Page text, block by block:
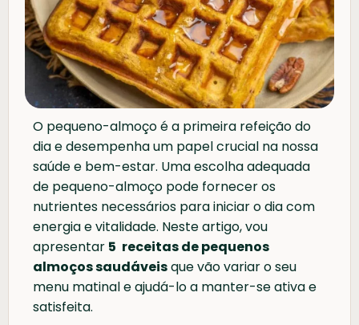
O pequeno-almoço é a primeira refeição do
dia e desempenha um papel crucial na nossa
saúde e bem-estar. Uma escolha adequada
de pequeno-almoço pode fornecer os
nutrientes necessários para iniciar o dia com
energia e vitalidade. Neste artigo, vou
apresentar 5 receitas de pequenos
almoços saudáveisque vão variar o seu
menu matinal e ajudá-lo a manter-se ativa e
satisfeita.